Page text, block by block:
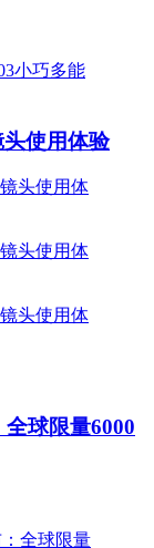
使用体验
球限量6000